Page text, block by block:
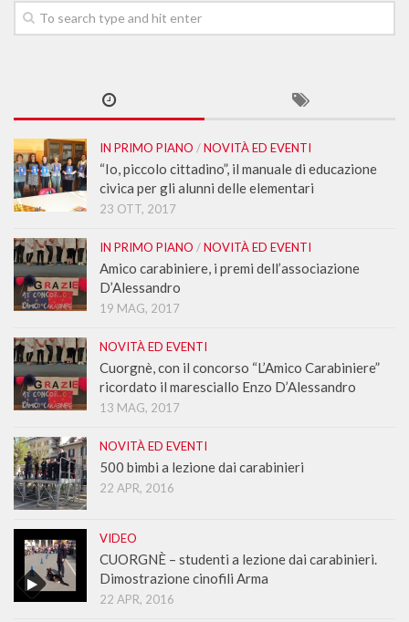
IN PRIMO PIANO /NOVITÀ ED EVENTI
“Io, piccolo cittadino”, il manuale di educazione
civica per gli alunni delle elementari
23 OTT, 2017
IN PRIMO PIANO /NOVITÀ ED EVENTI
Amico carabiniere, i premi dell’associazione
D’Alessandro
19 MAG, 2017
NOVITÀ ED EVENTI
Cuorgnè, con il concorso “L’Amico Carabiniere”
ricordato il maresciallo Enzo D’Alessandro
13 MAG, 2017
NOVITÀ ED EVENTI
500 bimbi a lezione dai carabinieri
22 APR, 2016
VIDEO
CUORGNÈ – studenti a lezione dai carabinieri.
Dimostrazione cinofili Arma
22 APR, 2016